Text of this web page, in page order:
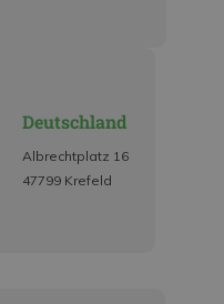
Deutschland
Albrechtplatz 16
47799 Krefeld